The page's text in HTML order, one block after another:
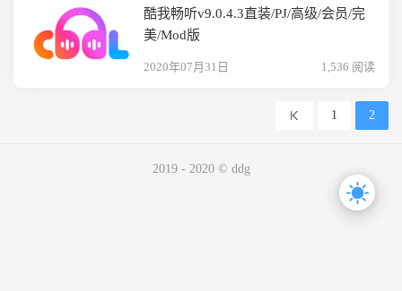
酷我畅听v9.0.4.3直装/PJ/高级/会员/完
美/Mod版
2020年07月31日 1,536 阅读
1 2
2019 - 2020 © ddg